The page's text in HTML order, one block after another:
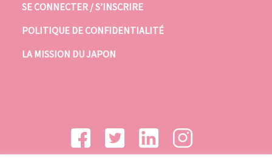
SE CONNECTER / S’INSCRIRE
POLITIQUE DE CONFIDENTIALITÉ
LA MISSION DU JAPON